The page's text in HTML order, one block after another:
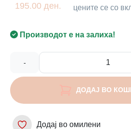
195.00 ден. цените се со
Производот е на залиха!
-
ДОДАЈ ВО
Додај во омилени